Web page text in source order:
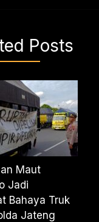
Posts
Maut
Jadi
Bahaya Truk
Jateng